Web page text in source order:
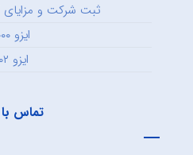
ثبت شرکت و مزایای
ایزو ۲۲۰۰۰
ایزو ۱۰۰۰۲
تماس